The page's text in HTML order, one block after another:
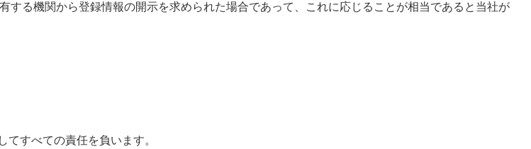
る機関から登録情報の開示を求められた場合であって、これに応じることが相当であると当社が
すべての責任を負います。